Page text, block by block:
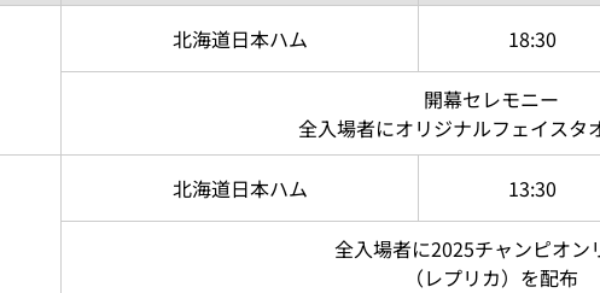
北海道日本ハム 18:30
開幕セレモニー
全入場者にオリジナルフェイスタ
北海道日本ハム 13:30
全入場者に2025チャンピオン
（レプリカ）を配布